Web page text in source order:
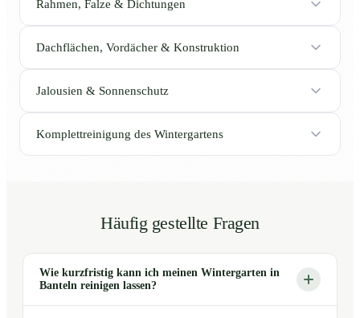
Rahmen, Falze & Dichtungen
Dachflächen, Vordächer & Konstruktion
Jalousien & Sonnenschutz
Komplettreinigung des Wintergartens
Häufig gestellte Fragen
Wie kurzfristig kann ich meinen Wintergarten in
Banteln reinigen lassen?